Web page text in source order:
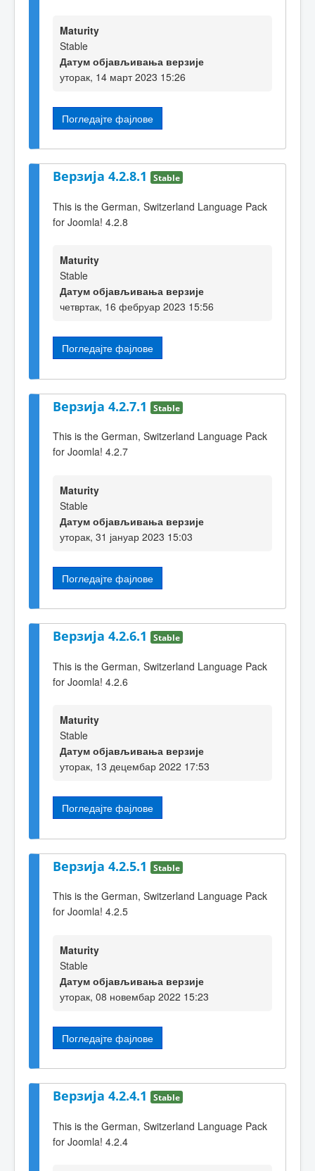
Maturity
Stable
Датум објављивања верзије
уторак, 14 март 2023 15:26
Погледајте фајлове
Верзија 4.2.8.1 Stable
This is the German, Switzerland Language Pack
for Joomla! 4.2.8
Maturity
Stable
Датум објављивања верзије
четвртак, 16 фебруар 2023 15:56
Погледајте фајлове
Верзија 4.2.7.1 Stable
This is the German, Switzerland Language Pack
for Joomla! 4.2.7
Maturity
Stable
Датум објављивања верзије
уторак, 31 јануар 2023 15:03
Погледајте фајлове
Верзија 4.2.6.1 Stable
This is the German, Switzerland Language Pack
for Joomla! 4.2.6
Maturity
Stable
Датум објављивања верзије
уторак, 13 децембар 2022 17:53
Погледајте фајлове
Верзија 4.2.5.1 Stable
This is the German, Switzerland Language Pack
for Joomla! 4.2.5
Maturity
Stable
Датум објављивања верзије
уторак, 08 новембар 2022 15:23
Погледајте фајлове
Верзија 4.2.4.1 Stable
This is the German, Switzerland Language Pack
for Joomla! 4.2.4